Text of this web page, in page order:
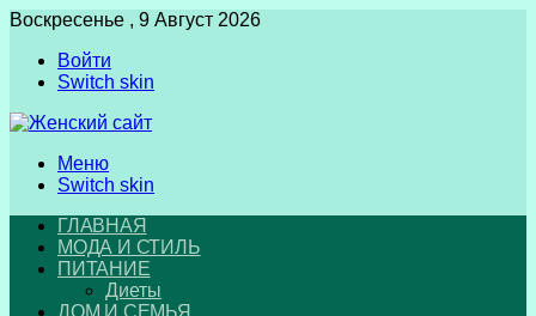
Воскресенье , 9 Август 2026
Войти
Switch skin
Меню
Switch skin
ГЛАВНАЯ
МОДА И СТИЛЬ
ПИТАНИЕ
Диеты
ДОМ И СЕМЬЯ